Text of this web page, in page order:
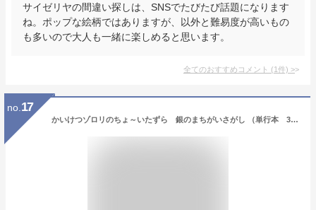
サイゼリヤの間違い探しは、SNSでたびたび話題になります
ね。ポップな絵柄ではありますが、以外と難易度が高いもの
も多いので大人も一緒に楽しめると思います。
全てのおすすめコメント (1件) >
no. 17
かいけつゾロリのちょ～いたずら 銀のまちがいさがし （単行本 341） [ 原 ゆたか ]